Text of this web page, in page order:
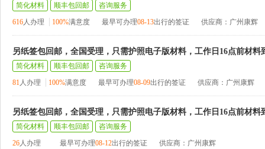
简化材料 顺丰包回邮
咨询服务
616人办理 100%满意度 最早可办理08-13出行的签证 供应商：广州康辉
另纸签包回邮，全国受理，只需护照电子版材料，工作日16点前材料
简化材料 顺丰包回邮
咨询服务
81人办理 100%满意度 最早可办理08-09出行的签证 供应商：广州康辉
另纸签包回邮，全国受理，只需护照电子版材料，工作日16点前材料
简化材料 顺丰包回邮
咨询服务
26人办理 最早可办理08-12出行的签证 供应商：广州康辉